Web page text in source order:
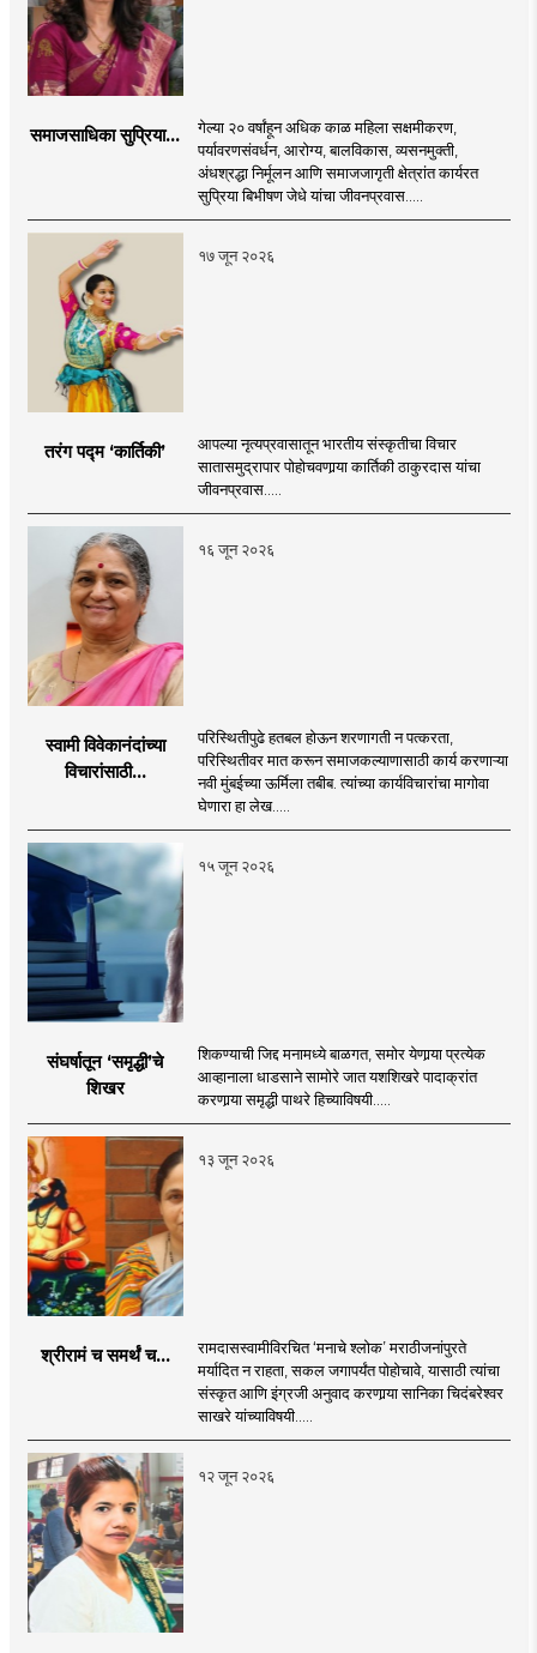
समाजसाधिका सुप्रिया...
गेल्या २० वर्षांहून अधिक काळ महिला सक्षमीकरण,
पर्यावरणसंवर्धन, आरोग्य, बालविकास, व्यसनमुक्ती,
अंधश्रद्धा निर्मूलन आणि समाजजागृती क्षेत्रांत कार्यरत
सुप्रिया बिभीषण जेधे यांचा जीवनप्रवास.....
१७ जून २०२६
तरंग पद्म ‘कार्तिकी’
आपल्या नृत्यप्रवासातून भारतीय संस्कृतीचा विचार
सातासमुद्रापार पोहोचवणार्‍या कार्तिकी ठाकुरदास यांचा
जीवनप्रवास.....
१६ जून २०२६
स्वामी विवेकानंदांच्या
विचारांसाठी...
परिस्थितीपुढे हतबल होऊन शरणागती न पत्करता,
परिस्थितीवर मात करून समाजकल्याणासाठी कार्य करणाऱ्या
नवी मुंबईच्या ऊर्मिला तबीब. त्यांच्या कार्यविचारांचा मागोवा
घेणारा हा लेख.....
१५ जून २०२६
संघर्षातून ‘समृद्धी’चे
शिखर
शिकण्याची जिद्द मनामध्ये बाळगत, समोर येणार्‍या प्रत्येक
आव्हानाला धाडसाने सामोरे जात यशशिखरे पादाक्रांत
करणार्‍या समृद्धी पाथरे हिच्याविषयी.....
१३ जून २०२६
श्रीरामं च समर्थं च...
रामदासस्वामीविरचित ‘मनाचे श्लोक’ मराठीजनांपुरते
मर्यादित न राहता, सकल जगापर्यंत पोहोचावे, यासाठी त्यांचा
संस्कृत आणि इंग्रजी अनुवाद करणार्‍या सानिका चिदंबरेश्वर
साखरे यांच्याविषयी.....
१२ जून २०२६